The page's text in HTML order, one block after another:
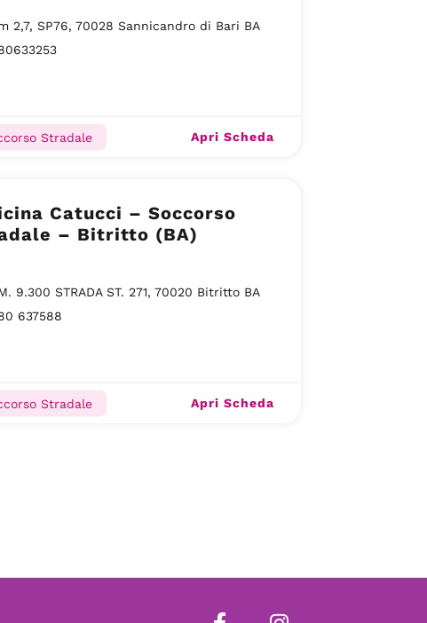
2,7, SP76, 70028 Sannicandro di Bari BA
Stradale Apri Scheda
Catucci – Soccorso
– Bitritto (BA)
9.300 STRADA ST. 271, 70020 Bitritto BA
637588
Stradale Apri Scheda